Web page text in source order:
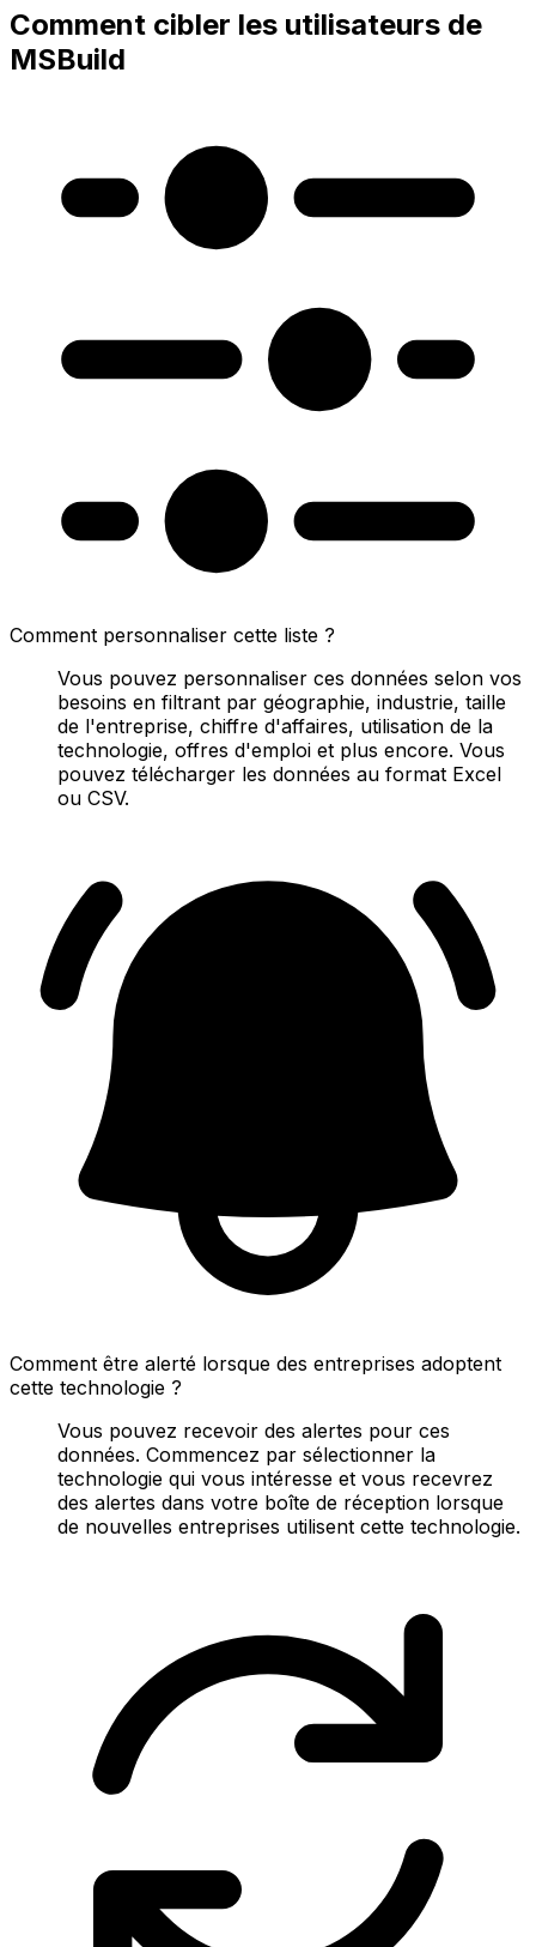
Comment cibler les utilisateurs de
MSBuild
Comment personnaliser cette liste ?
Vous pouvez personnaliser ces données selon vos
besoins en filtrant par géographie, industrie, taille
de l'entreprise, chiffre d'affaires, utilisation de la
technologie, offres d'emploi et plus encore. Vous
pouvez télécharger les données au format Excel
ou CSV.
Comment être alerté lorsque des entreprises adoptent
cette technologie ?
Vous pouvez recevoir des alertes pour ces
données. Commencez par sélectionner la
technologie qui vous intéresse et vous recevrez
des alertes dans votre boîte de réception lorsque
de nouvelles entreprises utilisent cette technologie.